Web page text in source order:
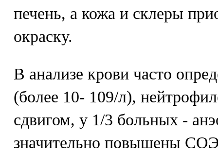
печень, а кожа и склеры
окраску.
В анализе крови часто
(более 10- 109/л),
сдвигом, у 1/3 больных -
значительно повышены